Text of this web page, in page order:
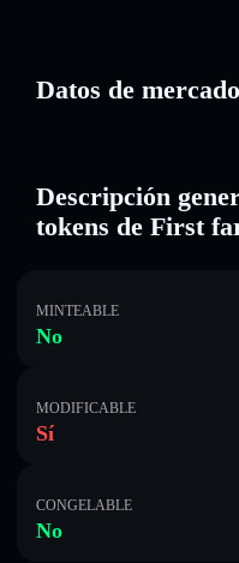
Datos de
Descripción
tokens de First
MINTEABLE
No
MODIFICABLE
Sí
CONGELABLE
No